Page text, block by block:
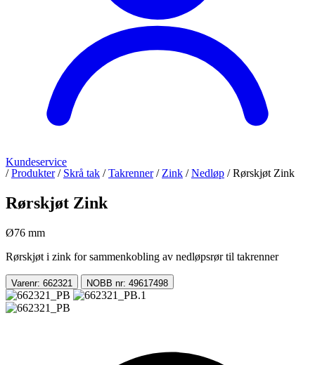
Kundeservice
/ Produkter / Skrå tak / Takrenner / Zink / Nedløp / Rørskjøt Zink
Rørskjøt Zink
Ø76 mm
Rørskjøt i zink for sammenkobling av nedløpsrør til takrenner
Varenr: 662321 NOBB nr: 49617498